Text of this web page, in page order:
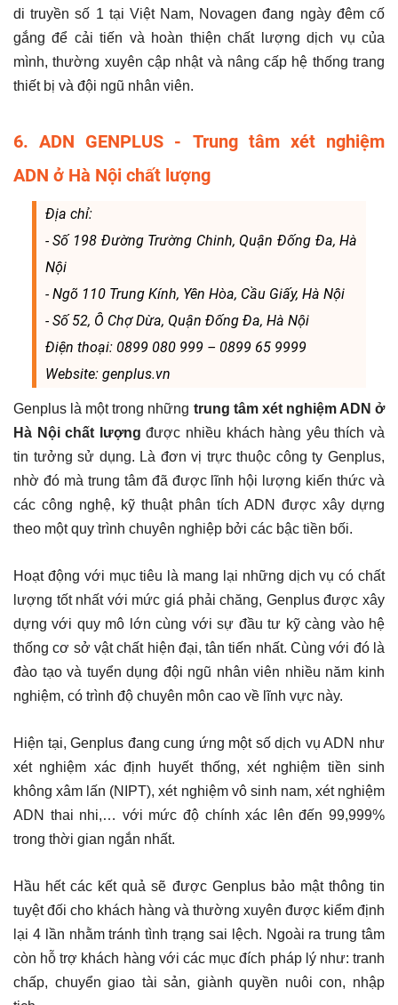
di truyền số 1 tại Việt Nam, Novagen đang ngày đêm cố
gắng để cải tiến và hoàn thiện chất lượng dịch vụ của
mình, thường xuyên cập nhật và nâng cấp hệ thống trang
thiết bị và đội ngũ nhân viên.
6. ADN GENPLUS - Trung tâm xét nghiệm
ADN ở Hà Nội chất lượng
Địa chỉ:
- Số 198 Đường Trường Chinh, Quận Đống Đa, Hà
Nội
- Ngõ 110 Trung Kính, Yên Hòa, Cầu Giấy, Hà Nội
- Số 52, Ô Chợ Dừa, Quận Đống Đa, Hà Nội
Điện thoại: 0899 080 999 – 0899 65 9999
Website: genplus.vn
Genplus là một trong những trung tâm xét nghiệm ADN ở
Hà Nội chất lượngđược nhiều khách hàng yêu thích và
tin tưởng sử dụng. Là đơn vị trực thuộc công ty Genplus,
nhờ đó mà trung tâm đã được lĩnh hội lượng kiến thức và
các công nghệ, kỹ thuật phân tích ADN được xây dựng
theo một quy trình chuyên nghiệp bởi các bậc tiền bối.
Hoạt động với mục tiêu là mang lại những dịch vụ có chất
lượng tốt nhất với mức giá phải chăng, Genplus được xây
dựng với quy mô lớn cùng với sự đầu tư kỹ càng vào hệ
thống cơ sở vật chất hiện đại, tân tiến nhất. Cùng với đó là
đào tạo và tuyển dụng đội ngũ nhân viên nhiều năm kinh
nghiệm, có trình độ chuyên môn cao về lĩnh vực này.
Hiện tại, Genplus đang cung ứng một số dịch vụ ADN như
xét nghiệm xác định huyết thống, xét nghiệm tiền sinh
không xâm lấn (NIPT), xét nghiệm vô sinh nam, xét nghiệm
ADN thai nhi,… với mức độ chính xác lên đến 99,999%
trong thời gian ngắn nhất.
Hầu hết các kết quả sẽ được Genplus bảo mật thông tin
tuyệt đối cho khách hàng và thường xuyên được kiểm định
lại 4 lần nhằm tránh tình trạng sai lệch. Ngoài ra trung tâm
còn hỗ trợ khách hàng với các mục đích pháp lý như: tranh
chấp, chuyển giao tài sản, giành quyền nuôi con, nhập